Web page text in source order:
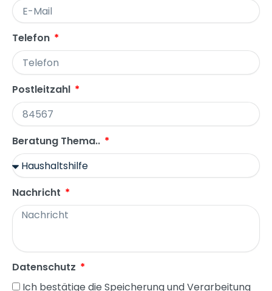
Telefon
Postleitzahl
Beratung Thema..
Nachricht
Datenschutz
Ich bestätige die Speicherung und Verarbeitung